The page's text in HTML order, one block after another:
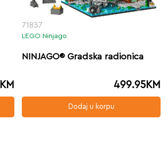
KM
71837
LEGO Ninjago
NINJAGO® Gradska radionica
499.95KM
Dodaj u korpu